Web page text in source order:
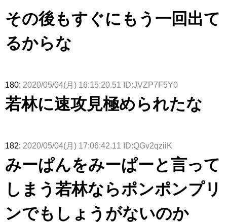
んを連れて
きた。】
その後もすぐにもう一回出て
るからな
180: 2020/05/04(月) 16:15:20.51 ID:JVZP7F5Y0
若林に速攻見極められたな
182: 2020/05/04(月) 17:06:42.11 ID:QGv2qziiK
みーぱんをみーぱーと言って
しまう若林ならポンポンプリ
ンでもしょうがないのか